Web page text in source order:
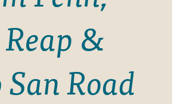
&
Road